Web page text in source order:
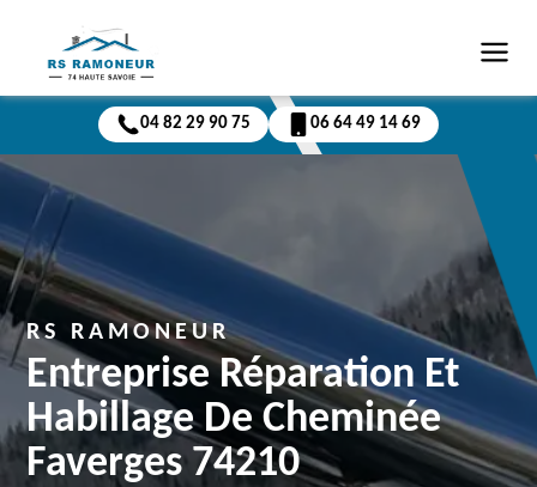
04 82 29 90 75 06 64 49 14 69
RS RAMONEUR
Entreprise Réparation Et
Habillage De Cheminée
Faverges 74210